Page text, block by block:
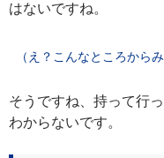
はないですね。
（え？こんなところから
そうですね、持って行
わからないです。